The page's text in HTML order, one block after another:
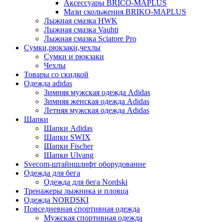
Аксессуары BRICO-MAPLUS
Мази скольжения BRIKO-MAPLUS
Лыжная смазка HWK
Лыжная смазка Vauhti
Лыжная смазка Sciatore Pro
Сумки,рюкзаки,чехлы
Сумки и рюкзаки
Чехлы
Товары со скидкой
Одежда adidas
Зимняя мужская одежда Adidas
Зимняя женская одежда Adidas
Летняя мужская одежда Adidas
Шапки
Шапки Adidas
Шапки SWIX
Шапки Fischer
Шапки Ulvang
Svecom-штайншлифт оборудование
Одежда для бега
Одежда для бега Nordski
Тренажеры лыжника и пловца
Одежда NORDSKI
Повседневная спортивная одежда
Мужская спортивная одежда